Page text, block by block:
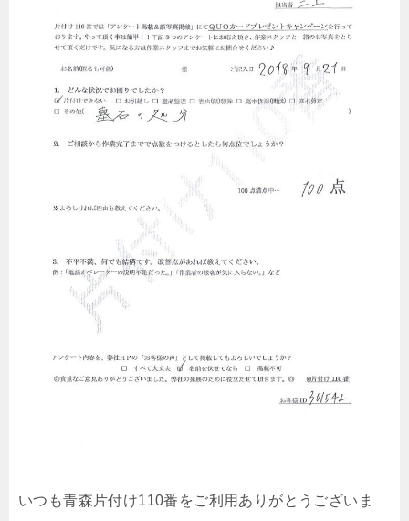
いつも青森片付け110番をご利用ありがとうございま